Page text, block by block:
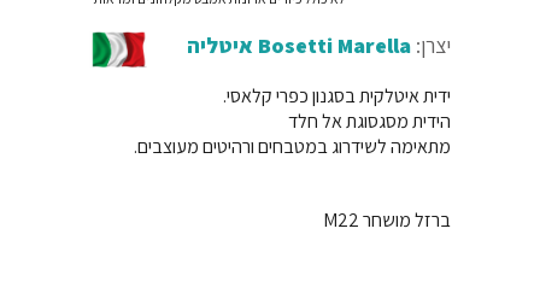
יצרן: Bosetti Marella איטליה
ידית איטלקית בסגנון כפרי קלאסי.
הידית מסגסוגת אל חלד
מתאימה לשידרוג במטבחים ורהיטים מעוצבים.
ברזל מושחר M22